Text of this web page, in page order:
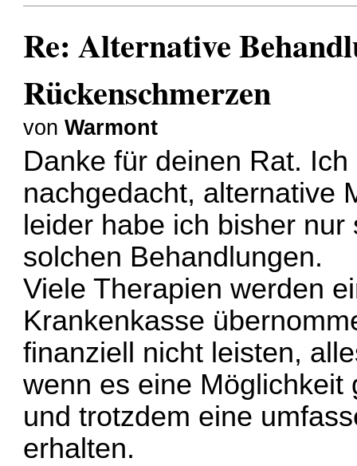
Re: Alternative
Rückenschmerzen
vonWarmont
Danke für deinen Rat.
nachgedacht, alternative
leider habe ich bisher
solchen Behandlungen.
Viele Therapien werden
Krankenkasse
finanziell nicht leisten,
wenn es eine
und trotzdem eine
erhalten.